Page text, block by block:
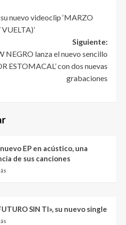
nuevo videoclip ‘MARZO
Siguiente:
NEGRO lanza el nuevo sencillo
ESTOMACAL’ con dos nuevas
grabaciones
EP en acústico, una
de sus canciones
SIN TI», su nuevo single